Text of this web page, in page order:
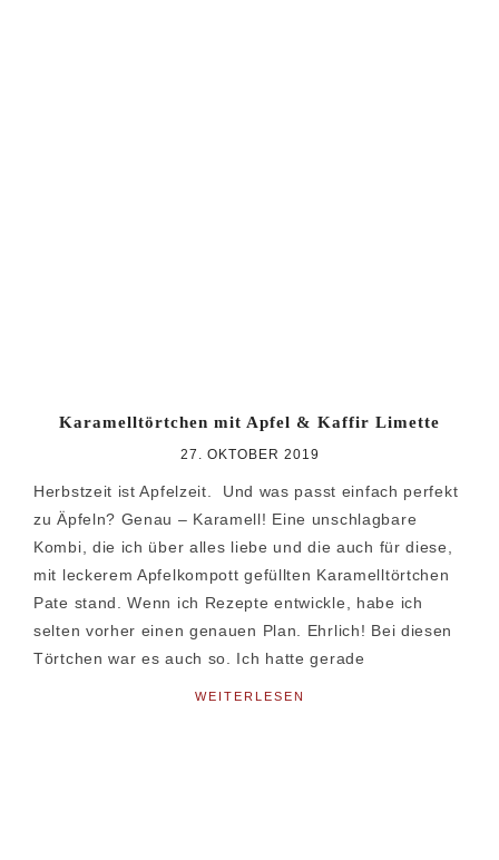
Karamelltörtchen mit Apfel & Kaffir Limette
27. OKTOBER 2019
Herbstzeit ist Apfelzeit. Und was passt einfach perfekt
zu Äpfeln? Genau – Karamell! Eine unschlagbare
Kombi, die ich über alles liebe und die auch für diese,
mit leckerem Apfelkompott gefüllten Karamelltörtchen
Pate stand. Wenn ich Rezepte entwickle, habe ich
selten vorher einen genauen Plan. Ehrlich! Bei diesen
Törtchen war es auch so. Ich hatte gerade
WEITERLESEN